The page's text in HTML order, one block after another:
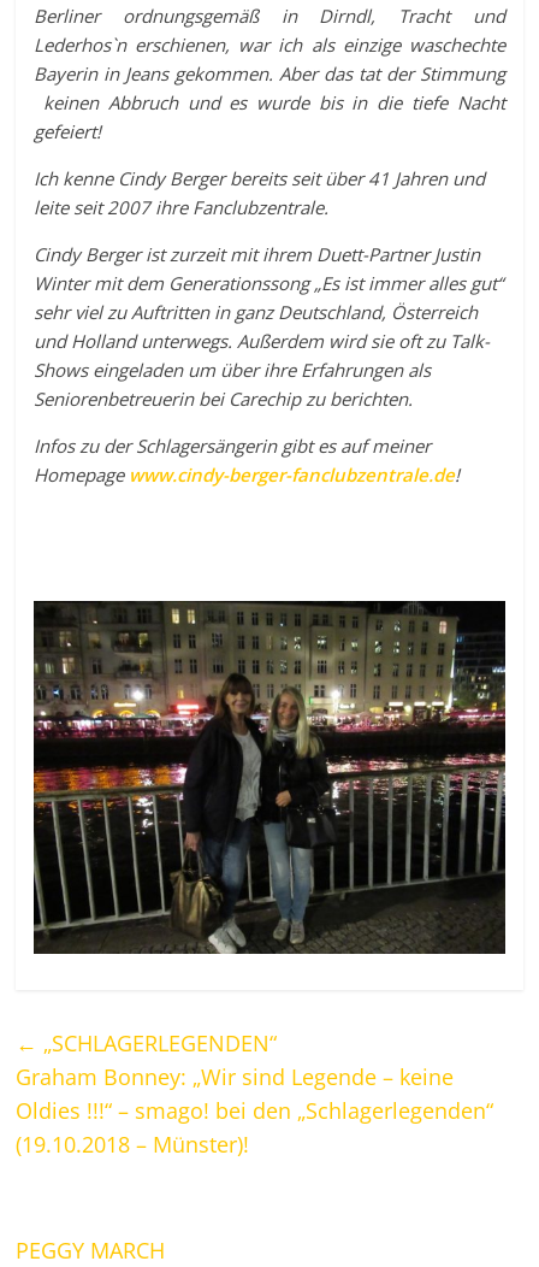
Berliner ordnungsgemäß in Dirndl, Tracht und
Lederhos`n erschienen, war ich als einzige waschechte
Bayerin in Jeans gekommen. Aber das tat der Stimmung
keinen Abbruch und es wurde bis in die tiefe Nacht
gefeiert!
Ich kenne Cindy Berger bereits seit über 41 Jahren und
leite seit 2007 ihre Fanclubzentrale.
Cindy Berger ist zurzeit mit ihrem Duett-Partner Justin
Winter mit dem Generationssong „Es ist immer alles gut“
sehr viel zu Auftritten in ganz Deutschland, Österreich
und Holland unterwegs. Außerdem wird sie oft zu Talk-
Shows eingeladen um über ihre Erfahrungen als
Seniorenbetreuerin bei Carechip zu berichten.
Infos zu der Schlagersängerin gibt es auf meiner
Homepage www.cindy-berger-fanclubzentrale.de!
← „SCHLAGERLEGENDEN“
Graham Bonney: „Wir sind Legende – keine
Oldies !!!“ – smago! bei den „Schlagerlegenden“
(19.10.2018 – Münster)!
PEGGY MARCH